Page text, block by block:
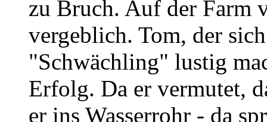
zu Bruch. Auf der Farm
vergeblich. Tom, der
"Schwächling" lustig
Erfolg. Da er vermutet,
er ins Wasserrohr - da